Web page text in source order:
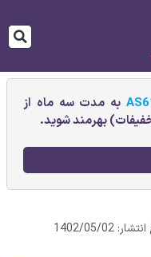
به مدت سه ماه از
بهرمند شوید.
1402/05/02